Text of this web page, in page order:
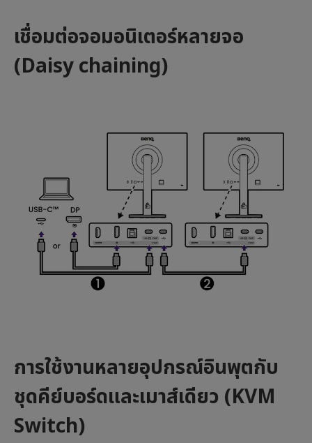
เชื่อมต่อจอมอนิเตอร์หลายจอ
(Daisy chaining)
การใช้งานหลายอุปกรณ์อินพุตกับ
ชุดคีย์บอร์ดและเมาส์เดียว (KVM
Switch)